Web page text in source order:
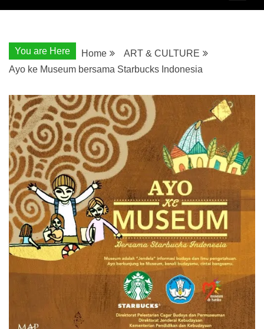
You are Here Home
ART & CULTURE
Ayo ke Museum bersama Starbucks Indonesia